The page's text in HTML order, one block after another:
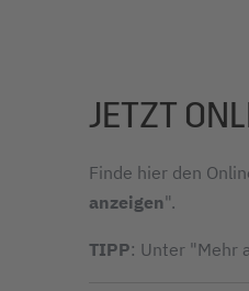
JETZT
Finde hier den
anzeigen".
TIPP: Unter "Mehr